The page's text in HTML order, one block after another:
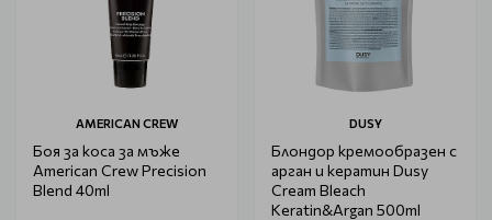
AMERICAN CREW
Боя за коса за мъже
American Crew Precision
Blend 40ml
DUSY
Блондор кремообразен с
арган и кератин Dusy
Cream Bleach
Keratin&Argan 500ml